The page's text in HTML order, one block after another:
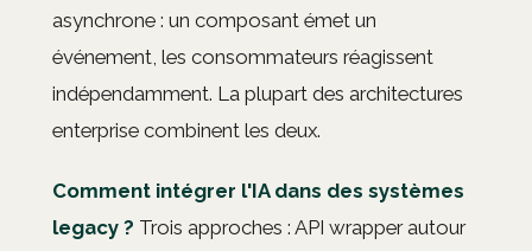
asynchrone : un composant émet un
événement, les consommateurs réagissent
indépendamment. La plupart des architectures
enterprise combinent les deux.
Comment intégrer l'IA dans des systèmes
legacy ? Trois approches : API wrapper autour